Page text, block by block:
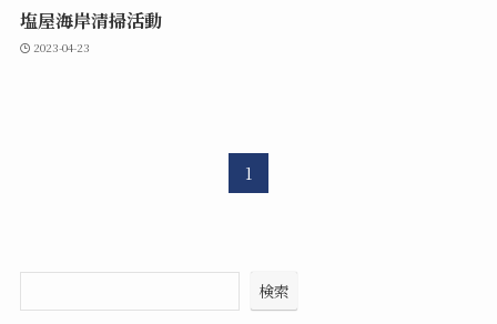
塩屋海岸清掃活動
2023-04-23
1
検索